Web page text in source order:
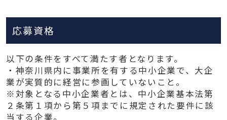
応募資格
以下の条件をすべて満たす者となります。
・神奈川県内に事業所を有する中小企業で、大企
業が実質的に経営に参画していないこと。
※対象となる中小企業者とは、中小企業基本法第
２条第１項から第５項までに規定された要件に該
当する企業。